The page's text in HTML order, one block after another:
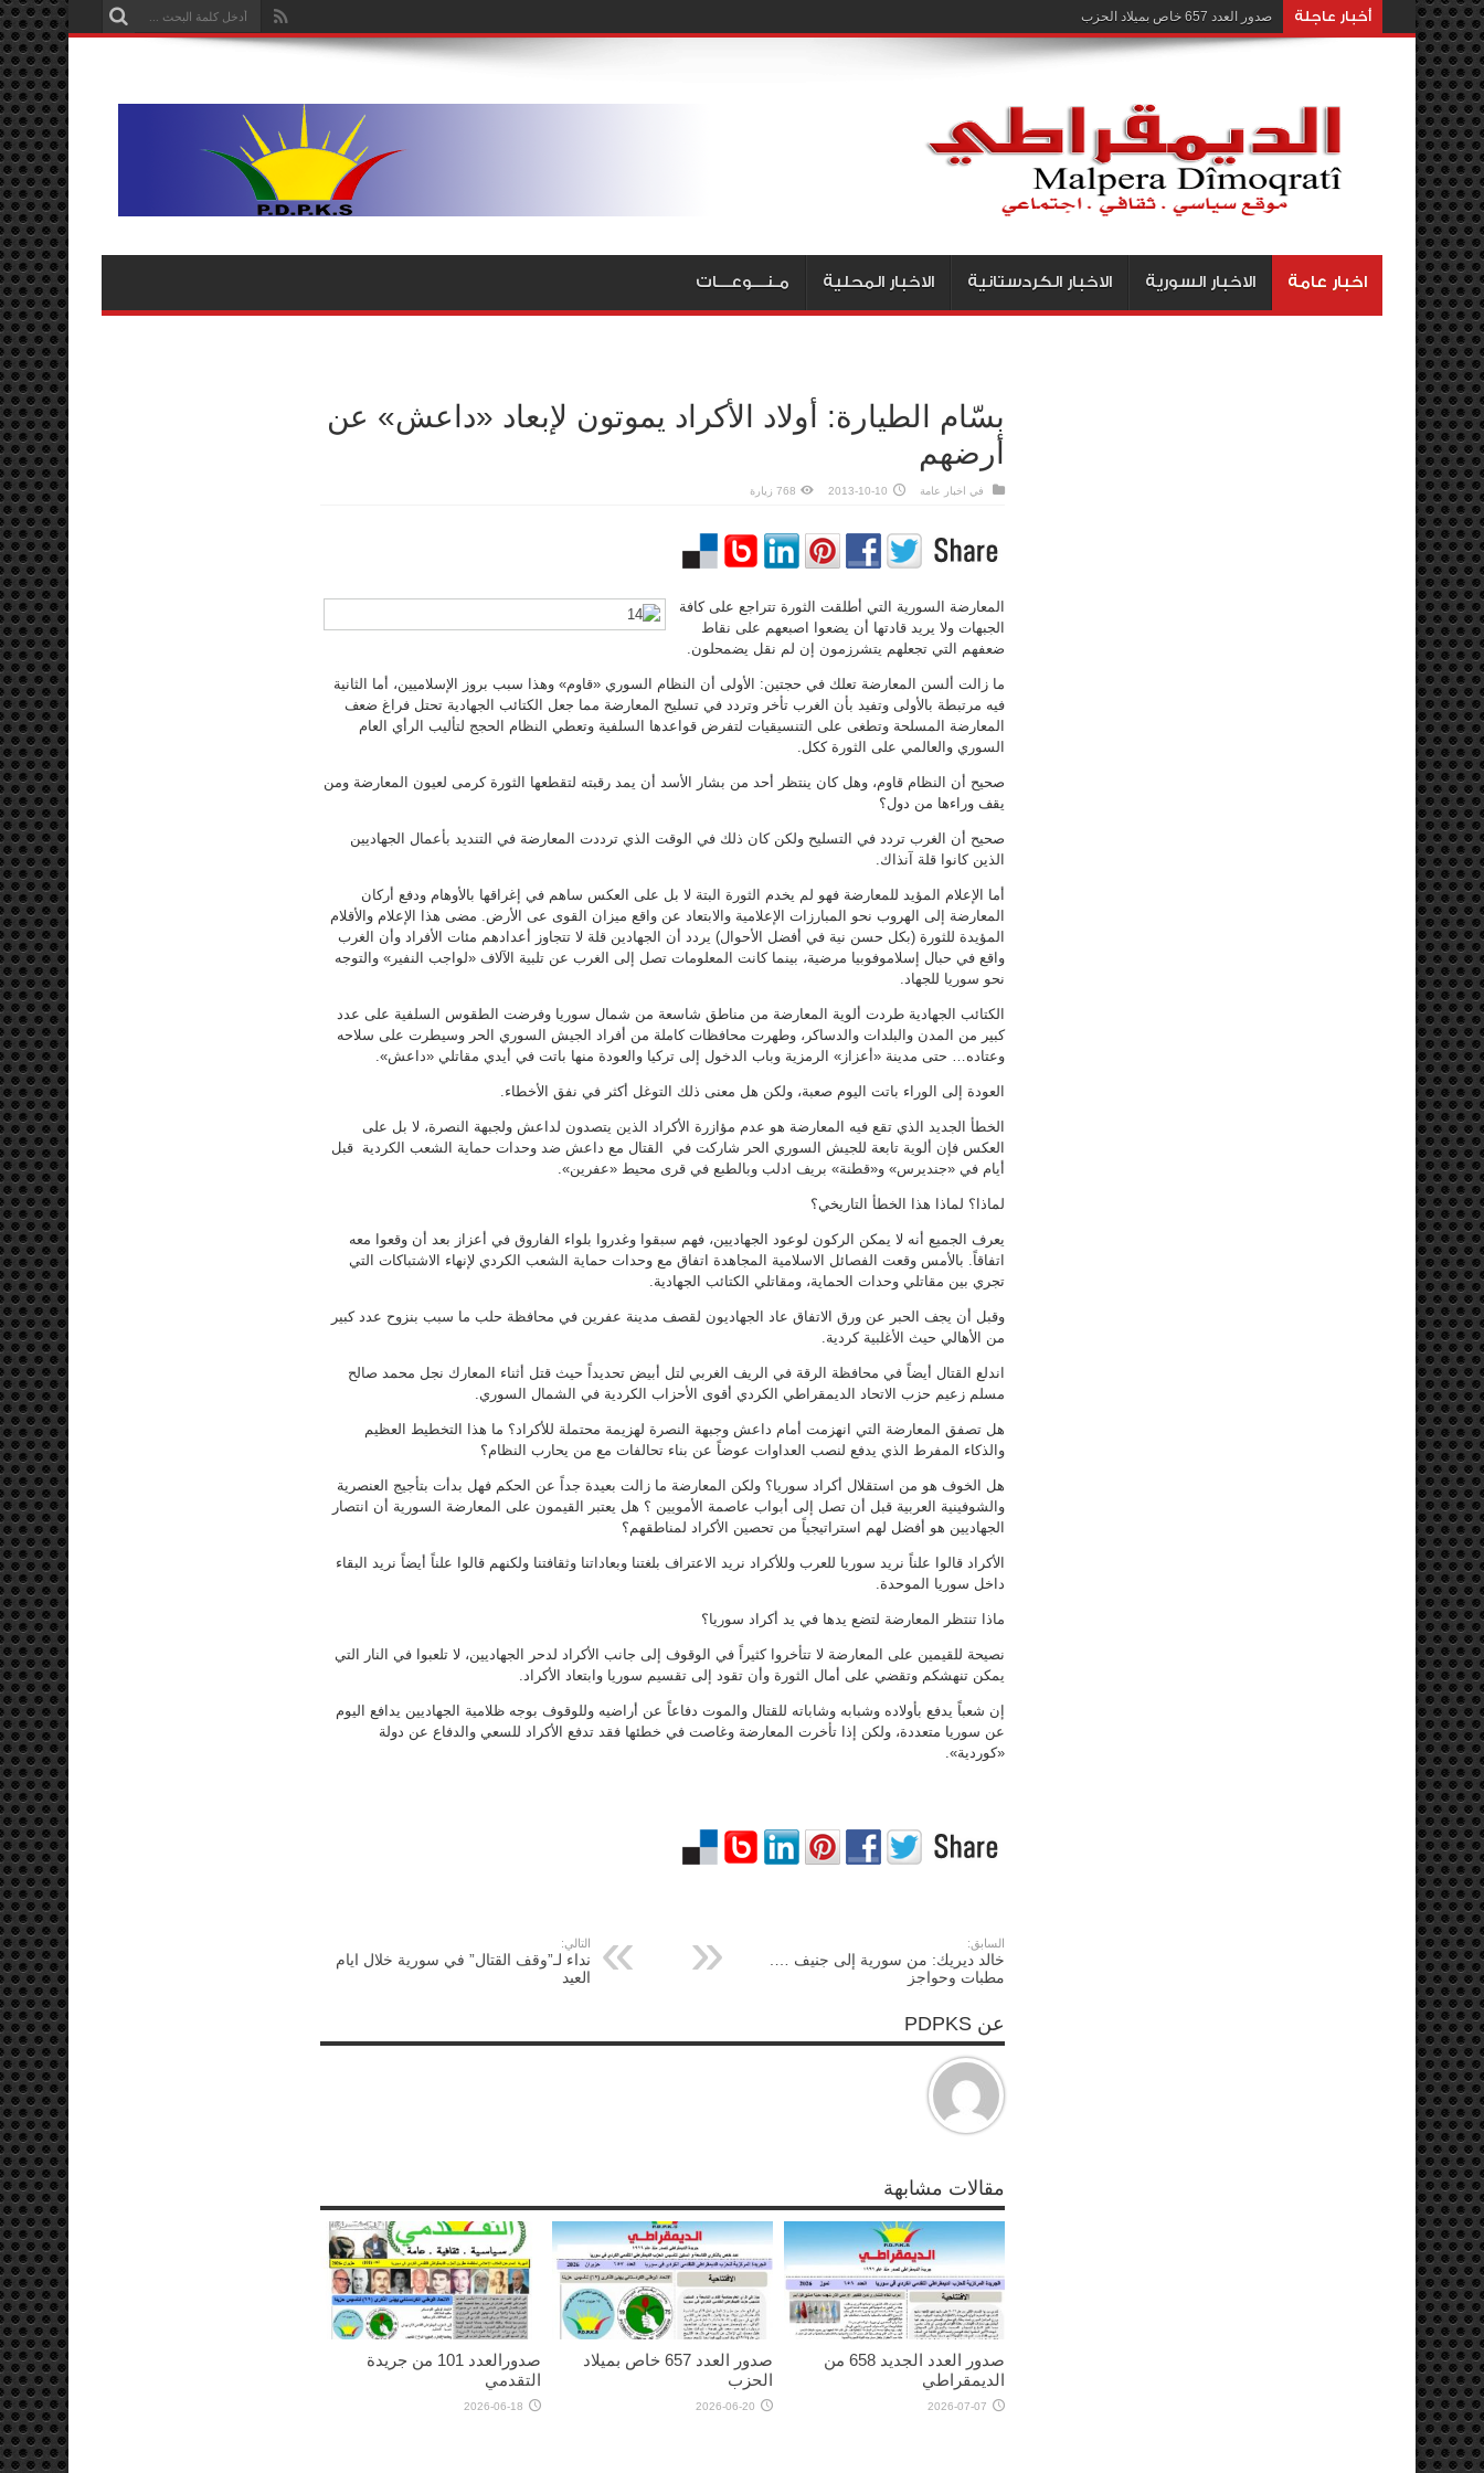
أخبار عاجلة صدور العدد 657 خاص بميلاد الحزب
اخبار عامة الاخبار السورية الاخبار الكردستانية الاخبار المحلية مـنـــوعـــات
بسّام الطيارة: أولاد الأكراد يموتون لإبعاد «داعش» عن
أرضهم
في اخبار عامة 2013-10-10 768 زيارة
المعارضة السورية التي أطلقت الثورة تتراجع على كافة
الجبهات ولا يريد قادتها أن يضعوا اصبعهم على نقاط
ضعفهم التي تجعلهم يتشرزمون إن لم نقل يضمحلون.
ما زالت ألسن المعارضة تعلك في حجتين: الأولى أن النظام السوري «قاوم» وهذا سبب بروز الإسلاميين، أما الثانية
فيه مرتبطة بالأولى وتفيد بأن الغرب تأخر وتردد في تسليح المعارضة مما جعل الكتائب الجهادية تحتل فراغ ضعف
المعارضة المسلحة وتطغى على التنسيقيات لتفرض قواعدها السلفية وتعطي النظام الحجج لتأليب الرأي العام
السوري والعالمي على الثورة ككل.
صحيح أن النظام قاوم، وهل كان ينتظر أحد من بشار الأسد أن يمد رقبته لتقطعها الثورة كرمى لعيون المعارضة ومن
يقف وراءها من دول؟
صحيح أن الغرب تردد في التسليح ولكن كان ذلك في الوقت الذي ترددت المعارضة في التنديد بأعمال الجهاديين
الذين كانوا قلة آنذاك.
أما الإعلام المؤيد للمعارضة فهو لم يخدم الثورة البتة لا بل على العكس ساهم في إغراقها بالأوهام ودفع أركان
المعارضة إلى الهروب نحو المبارزات الإعلامية والابتعاد عن واقع ميزان القوى عى الأرض. مضى هذا الإعلام والأقلام
المؤيدة للثورة (بكل حسن نية في أفضل الأحوال) يردد أن الجهادين قلة لا تتجاوز أعدادهم مئات الأفراد وأن الغرب
واقع في حبال إسلاموفوبيا مرضية، بينما كانت المعلومات تصل إلى الغرب عن تلبية الآلاف «لواجب النفير» والتوجه
نحو سوريا للجهاد.
الكتائب الجهادية طردت ألوية المعارضة من مناطق شاسعة من شمال سوريا وفرضت الطقوس السلفية على عدد
كبير من المدن والبلدات والدساكر، وطهرت محافظات كاملة من أفراد الجيش السوري الحر وسيطرت على سلاحه
وعتاده… حتى مدينة «أعزاز» الرمزية وباب الدخول إلى تركيا والعودة منها باتت في أيدي مقاتلي «داعش».
العودة إلى الوراء باتت اليوم صعبة، ولكن هل معنى ذلك التوغل أكثر في نفق الأخطاء.
الخطأ الجديد الذي تقع فيه المعارضة هو عدم مؤازرة الأكراد الذين يتصدون لداعش ولجبهة النصرة، لا بل على
العكس فإن ألوية تابعة للجيش السوري الحر شاركت في القتال مع داعش ضد وحدات حماية الشعب الكردية قبل
أيام في «جنديرس» و«قطنة» بريف ادلب وبالطبع في قرى محيط «عفرين».
لماذا؟ لماذا هذا الخطأ التاريخي؟
يعرف الجميع أنه لا يمكن الركون لوعود الجهاديين، فهم سبقوا وغدروا بلواء الفاروق في أعزاز بعد أن وقعوا معه
اتفاقاً. بالأمس وقعت الفصائل الاسلامية المجاهدة اتفاق مع وحدات حماية الشعب الكردي لإنهاء الاشتباكات التي
تجري بين مقاتلي وحدات الحماية، ومقاتلي الكتائب الجهادية.
وقبل أن يجف الحبر عن ورق الاتفاق عاد الجهاديون لقصف مدينة عفرين في محافظة حلب ما سبب بنزوح عدد كبير
من الأهالي حيث الأغلبية كردية.
اندلع القتال أيضاً في محافظة الرقة في الريف الغربي لتل أبيض تحديداً حيث قتل أثناء المعارك نجل محمد صالح
مسلم زعيم حزب الاتحاد الديمقراطي الكردي أقوى الأحزاب الكردية في الشمال السوري.
هل تصفق المعارضة التي انهزمت أمام داعش وجبهة النصرة لهزيمة محتملة للأكراد؟ ما هذا التخطيط العظيم
والذكاء المفرط الذي يدفع لنصب العداوات عوضاً عن بناء تحالفات مع من يحارب النظام؟
هل الخوف هو من استقلال أكراد سوريا؟ ولكن المعارضة ما زالت بعيدة جداً عن الحكم فهل بدأت بتأجيج العنصرية
والشوفينية العربية قبل أن تصل إلى أبواب عاصمة الأمويين ؟ هل يعتبر القيمون على المعارضة السورية أن انتصار
الجهاديين هو أفضل لهم استراتيجياً من تحصين الأكراد لمناطقهم؟
الأكراد قالوا علناً نريد سوريا للعرب وللأكراد نريد الاعتراف بلغتنا وبعاداتنا وثقافتنا ولكنهم قالوا علناً أيضاً نريد البقاء
داخل سوريا الموحدة.
ماذا تنتظر المعارضة لتضع يدها في يد أكراد سوريا؟
نصيحة للقيمين على المعارضة لا تتأخروا كثيراً في الوقوف إلى جانب الأكراد لدحر الجهاديين، لا تلعبوا في النار التي
يمكن تنهشكم وتقضي على أمال الثورة وأن تقود إلى تقسيم سوريا وابتعاد الأكراد.
إن شعباً يدفع بأولاده وشبابه وشاباته للقتال والموت دفاعاً عن أراضيه وللوقوف بوجه ظلامية الجهاديين يدافع اليوم
عن سوريا متعددة، ولكن إذا تأخرت المعارضة وغاصت في خطئها فقد تدفع الأكراد للسعي والدفاع عن دولة
«كوردية».
السابق:
خالد ديريك: من سورية إلى جنيف ….
مطبات وحواجز
التالي:
نداء لـ”وقف القتال” في سورية خلال ايام
العيد
عن PDPKS
مقالات مشابهة
صدور العدد الجديد 658 من
الديمقراطي
2026-07-07
صدور العدد 657 خاص بميلاد
الحزب
2026-06-20
صدورالعدد 101 من جريدة
التقدمي
2026-06-18